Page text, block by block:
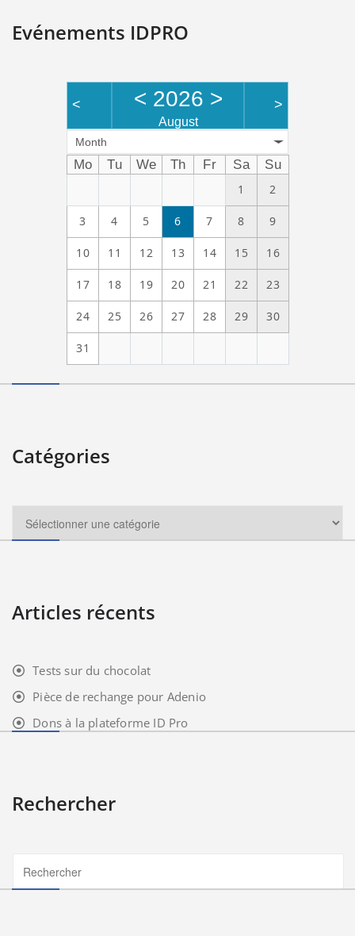
Evénements IDPRO
< < 2026 >
August
>
Month
Mo Tu We Th Fr Sa
Su
1
2
3 4 5 6 7 8 9
10 11 12 13 14 15 16
17 18 19 20 21 22 23
24 25 26 27 28 29 30
31
Catégories
Articles récents
Tests sur du chocolat
Pièce de rechange pour Adenio
Dons à la plateforme ID Pro
Rechercher